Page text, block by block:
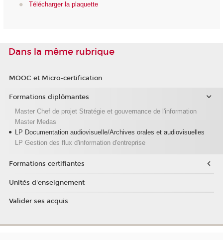
Télécharger la plaquette
Dans la même rubrique
MOOC et Micro-certification
Formations diplômantes
Master Chef de projet Stratégie et gouvernance de l'information
Master Medas
LP Documentation audiovisuelle/Archives orales et audiovisuelles
LP Gestion des flux d'information d'entreprise
Formations certifiantes
Unités d'enseignement
Valider ses acquis